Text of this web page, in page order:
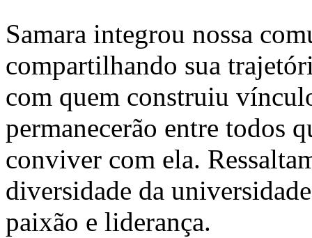
Samara integrou nossa
compartilhando sua
com quem construiu
permanecerão entre todos
conviver com ela.
diversidade da
paixão e liderança.